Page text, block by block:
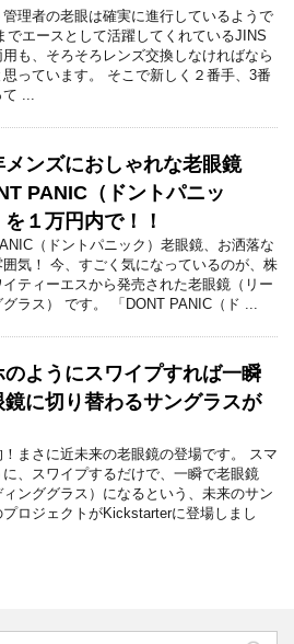
管理者の老眼は確実に進行しているようで
でエースとして活躍してくれているJINS
も、そろそろレンズ交換しなければなら
思っています。 そこで新しく２番手、3番
て ...
メンズにおしゃれな老眼鏡
PANIC（ドントパニッ
１万円内で！！
（ドントパニック）老眼鏡、お洒落な
囲気！ 今、すごく気になっているのが、株
ティーエスから発売された老眼鏡（リー
ラス） です。 「DONT PANIC（ド ...
のようにスワイプすれば一瞬
鏡に切り替わるサングラスが
！まさに近未来の老眼鏡の登場です。 スマ
、スワイプするだけで、一瞬で老眼鏡
ィンググラス）になるという、未来のサン
プロジェクトがKickstarterに登場しまし